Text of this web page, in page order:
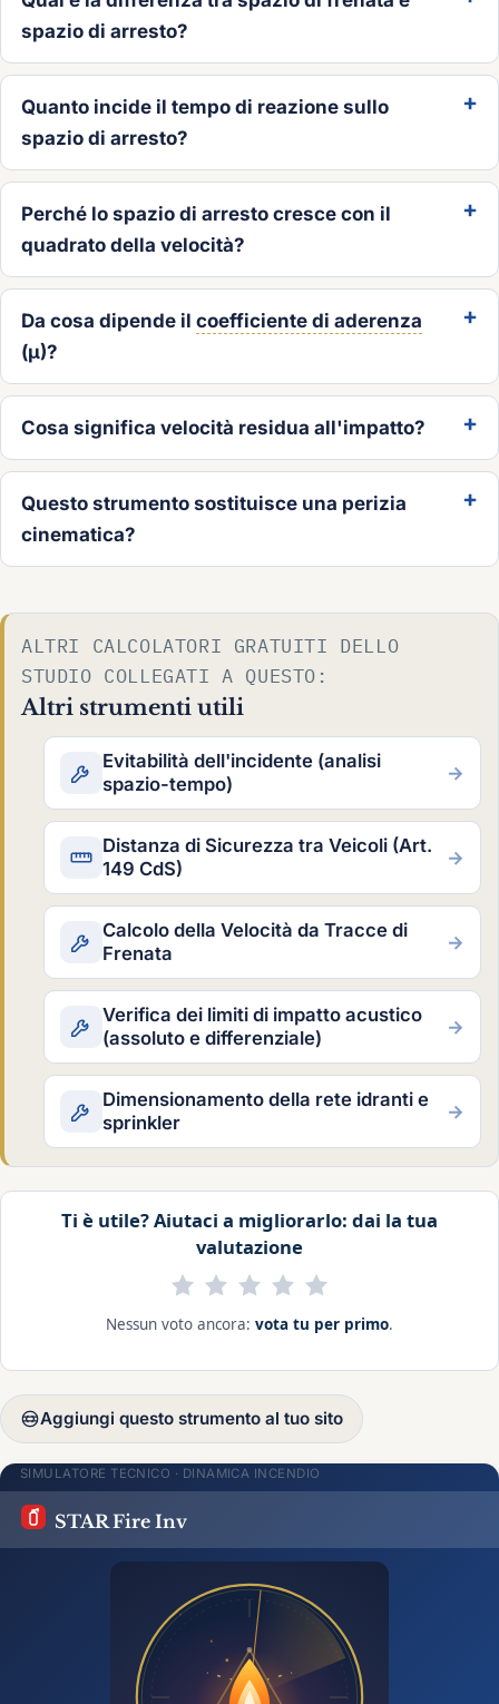
spazio di arresto?
Quanto incide il tempo di reazione sullo
spazio di arresto?
Perché lo spazio di arresto cresce con il
quadrato della velocità?
Da cosa dipende il coefficiente di aderenza
(µ)?
Cosa significa velocità residua all'impatto?
Questo strumento sostituisce una perizia
cinematica?
ALTRI CALCOLATORI GRATUITI DELLO
STUDIO COLLEGATI A QUESTO:
Altri strumenti utili
Evitabilità dell'incidente (analisi
spazio-tempo)
→
Distanza di Sicurezza tra Veicoli (Art.
149 CdS)
→
Calcolo della Velocità da Tracce di
Frenata
→
Verifica dei limiti di impatto acustico
(assoluto e differenziale)
→
Dimensionamento della rete idranti e
sprinkler
→
Ti è utile? Aiutaci a migliorarlo: dai la tua
valutazione
Nessun voto ancora: vota tu per primo.
Aggiungi questo strumento al tuo sito
SIMULATORE TECNICO · DINAMICA INCENDIO
STAR Fire Inv